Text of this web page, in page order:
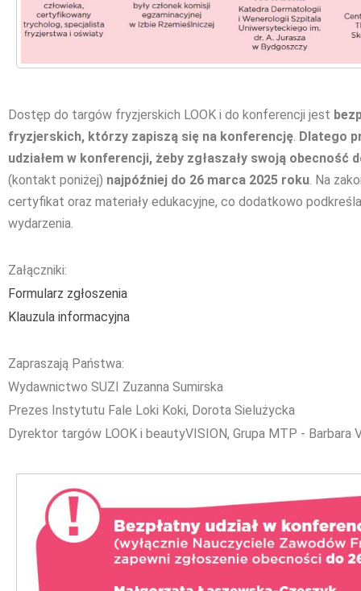
Dostęp do targów fryzjerskich LOOK i do konferencji jest
fryzjerskich, którzy zapiszą się na konferencję. Dlatego
udziałem w konferencji, żeby zgłaszały swoją obecność
(kontakt poniżej) najpóźniej do 26 marca 2025 roku. Na
certyfikat oraz materiały edukacyjne, co dodatkowo
wydarzenia.
Załączniki:
Formularz zgłoszenia
Klauzula informacyjna
Zapraszają Państwa:
Wydawnictwo SUZI Zuzanna Sumirska
Prezes Instytutu Fale Loki Koki, Dorota Sielużycka
Dyrektor targów LOOK i beautyVISION, Grupa MTP - Barbara